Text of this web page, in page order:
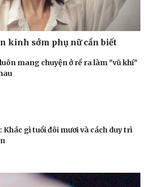
kinh sớm phụ nữ cần biết
mang chuyện ở rể ra làm "vũ khí"
Khác gì tuổi đôi mươi và cách duy trì